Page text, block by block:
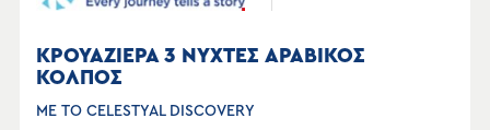
ΚΡΟΥΑΖΙΕΡΑ 3 ΝΥΧΤΕΣ ΑΡΑΒΙΚΟΣ
ΚΟΛΠΟΣ
ΜΕ ΤΟ CELESTYAL DISCOVERY